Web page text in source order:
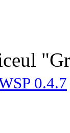
0.4.7